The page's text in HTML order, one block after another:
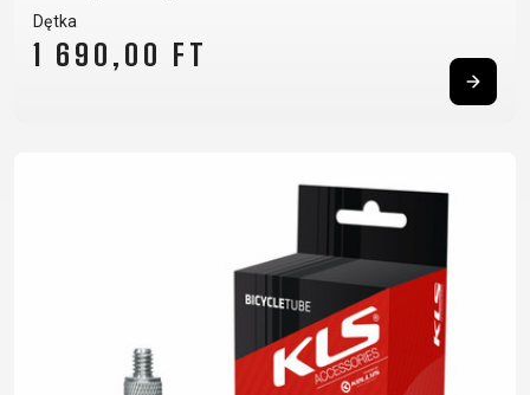
Dętka
1 690,00 FT